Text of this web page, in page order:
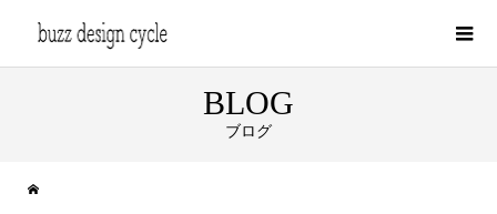
BLOG
ブログ